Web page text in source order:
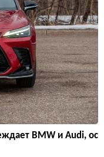
BMW и Audi, ос